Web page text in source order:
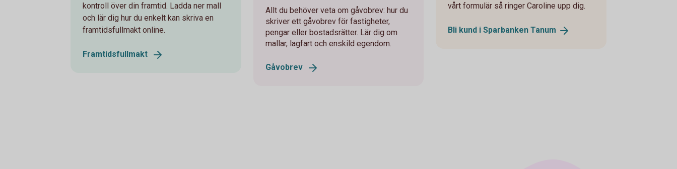
kontroll över din framtid. Ladda ner mall
och lär dig hur du enkelt kan skriva en
framtidsfullmakt online.
Framtidsfullmakt
Allt du behöver veta om gåvobrev: hur du
skriver ett gåvobrev för fastigheter,
pengar eller bostadsrätter. Lär dig om
mallar, lagfart och enskild egendom.
Gåvobrev
vårt formulär så ringer Caroline upp dig.
Bli kund i SparbankenTanum